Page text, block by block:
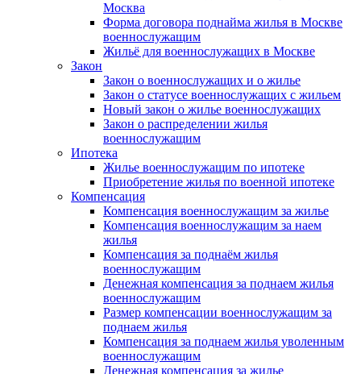
Москва
Форма договора поднайма жилья в Москве
военнослужащим
Жильё для военнослужащих в Москве
Закон
Закон о военнослужащих и о жилье
Закон о статусе военнослужащих с жильем
Новый закон о жилье военнослужащих
Закон о распределении жилья
военнослужащим
Ипотека
Жилье военнослужащим по ипотеке
Приобретение жилья по военной ипотеке
Компенсация
Компенсация военнослужащим за жилье
Компенсация военнослужащим за наем
жилья
Компенсация за поднаём жилья
военнослужащим
Денежная компенсация за поднаем жилья
военнослужащим
Размер компенсации военнослужащим за
поднаем жилья
Компенсация за поднаем жилья уволенным
военнослужащим
Денежная компенсация за жилье